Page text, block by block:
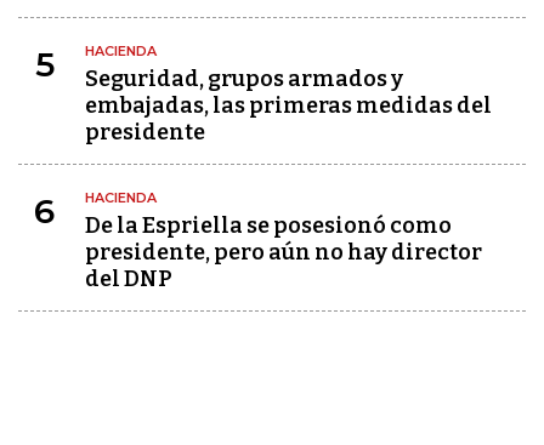
5 HACIENDA
Seguridad, grupos armados y
embajadas, las primeras medidas del
presidente
6 HACIENDA
De la Espriella se posesionó como
presidente, pero aún no hay director
del DNP